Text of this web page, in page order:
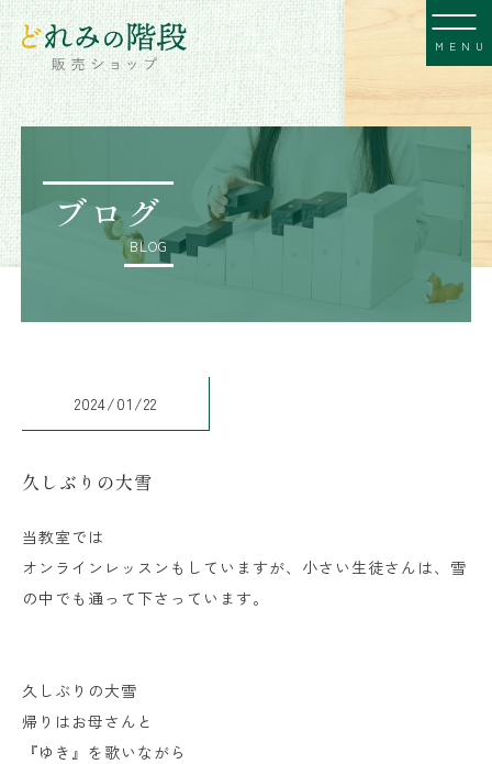
ブログ
BLOG
2024/01/22
久しぶりの大雪
当教室では
オンラインレッスンもしていますが、小さい生徒さんは、雪
の中でも通って下さっています。
久しぶりの大雪
帰りはお母さんと
『ゆき』を歌いながら
MENU